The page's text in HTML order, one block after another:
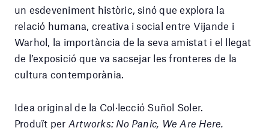
un esdeveniment històric, sinó que explora la
relació humana, creativa i social entre Vijande i
Warhol, la importància de la seva amistat i el llegat
de l’exposició que va sacsejar les fronteres de la
cultura contemporània.
Idea original de la Col·lecció Suñol Soler.
Produït per Artworks: No Panic, We Are Here.